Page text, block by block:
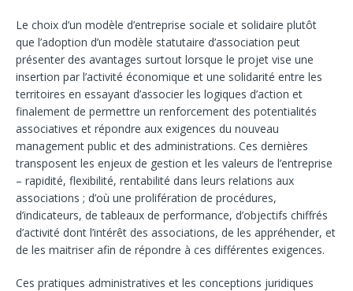
Le choix d’un modèle d’entreprise sociale et solidaire plutôt
que l’adoption d’un modèle statutaire d’association peut
présenter des avantages surtout lorsque le projet vise une
insertion par l’activité économique et une solidarité entre les
territoires en essayant d’associer les logiques d’action et
finalement de permettre un renforcement des potentialités
associatives et répondre aux exigences du nouveau
management public et des administrations. Ces dernières
transposent les enjeux de gestion et les valeurs de l’entreprise
– rapidité, flexibilité, rentabilité dans leurs relations aux
associations ; d’où une prolifération de procédures,
d’indicateurs, de tableaux de performance, d’objectifs chiffrés
d’activité dont l’intérêt des associations, de les appréhender, et
de les maitriser afin de répondre à ces différentes exigences.
Ces pratiques administratives et les conceptions juridiques